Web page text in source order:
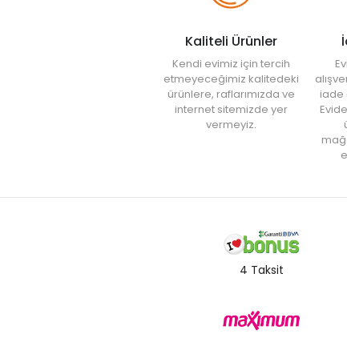
Kaliteli Ürünler
Kendi evimiz için tercih
etmeyeceğimiz kalitedeki
ürünlere, raflarımızda ve
internet sitemizde yer
vermeyiz.
iade
4 Taksit